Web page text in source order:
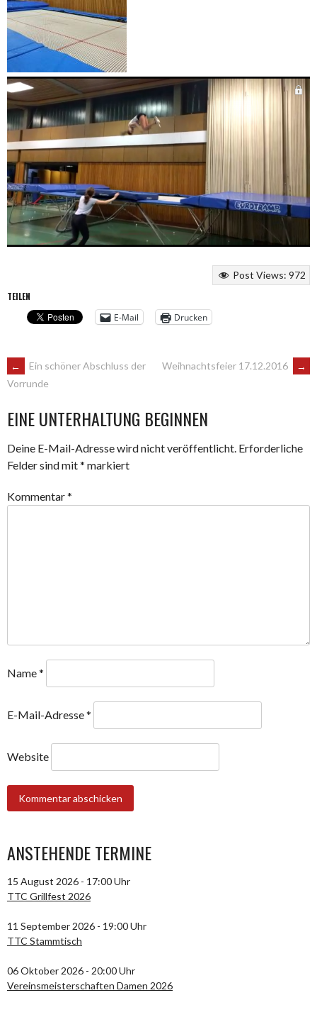
Post Views: 972
TEILEN
E-Mail
Drucken
ARTIKEL-
NAVIGATION
←
Ein schöner Abschluss der
Vorrunde
Weihnachtsfeier 17.12.2016 →
EINE UNTERHALTUNG BEGINNEN
Deine E-Mail-Adresse wird nicht veröffentlicht. Erforderliche
Felder sind mit* markiert
Kommentar*
Name*
E-Mail-Adresse*
Website
ANSTEHENDE TERMINE
15 August 2026 - 17:00 Uhr
TTC Grillfest 2026
11 September 2026 - 19:00 Uhr
TTC Stammtisch
06 Oktober 2026 - 20:00 Uhr
Vereinsmeisterschaften Damen 2026